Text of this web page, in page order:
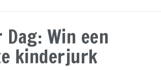
Win een
kinderjurk